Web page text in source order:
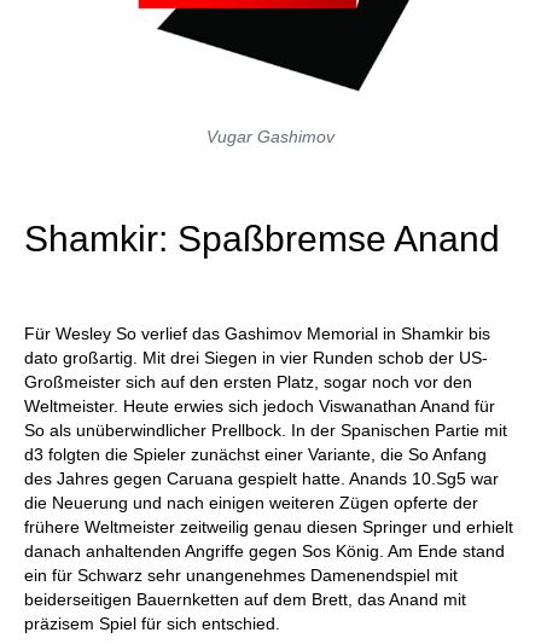
Vugar Gashimov
Shamkir: Spaßbremse Anand
Für Wesley So verlief das Gashimov Memorial in Shamkir bis
dato großartig. Mit drei Siegen in vier Runden schob der US-
Großmeister sich auf den ersten Platz, sogar noch vor den
Weltmeister. Heute erwies sich jedoch Viswanathan Anand für
So als unüberwindlicher Prellbock. In der Spanischen Partie mit
d3 folgten die Spieler zunächst einer Variante, die So Anfang
des Jahres gegen Caruana gespielt hatte. Anands 10.Sg5 war
die Neuerung und nach einigen weiteren Zügen opferte der
frühere Weltmeister zeitweilig genau diesen Springer und erhielt
danach anhaltenden Angriffe gegen Sos König. Am Ende stand
ein für Schwarz sehr unangenehmes Damenendspiel mit
beiderseitigen Bauernketten auf dem Brett, das Anand mit
präzisem Spiel für sich entschied.